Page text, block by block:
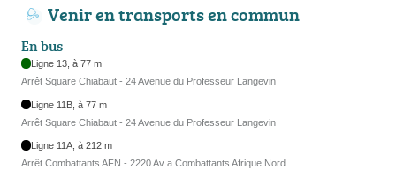
Venir en transports en commun
En bus
Ligne 13, à 77 m
Arrêt Square Chiabaut - 24 Avenue du Professeur Langevin
Ligne 11B, à 77 m
Arrêt Square Chiabaut - 24 Avenue du Professeur Langevin
Ligne 11A, à 212 m
Arrêt Combattants AFN - 2220 Av a Combattants Afrique Nord